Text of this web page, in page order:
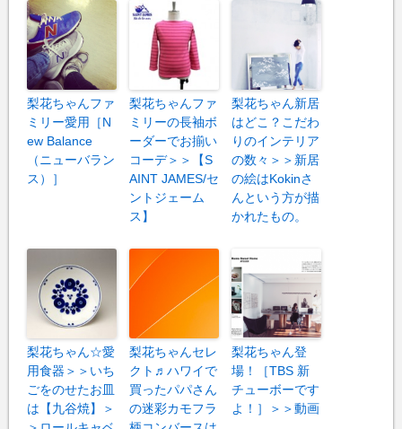
梨花ちゃんファ
ミリー愛用［N
ew Balance
（ニューバラン
ス）］
梨花ちゃんファ
ミリーの長袖ボ
ーダーでお揃い
コーデ＞＞【S
AINT JAMES/セ
ントジェーム
ス】
梨花ちゃん新居
はどこ？こだわ
りのインテリア
の数々＞＞新居
の絵はKokinさ
んという方が描
かれたもの。
梨花ちゃん☆愛
用食器＞＞いち
ごをのせたお皿
は【九谷焼】＞
梨花ちゃんセレ
クト♬ハワイで
買ったパパさん
の迷彩カモフラ
梨花ちゃん登
場！［TBS 新
チューボーです
よ！］＞＞動画